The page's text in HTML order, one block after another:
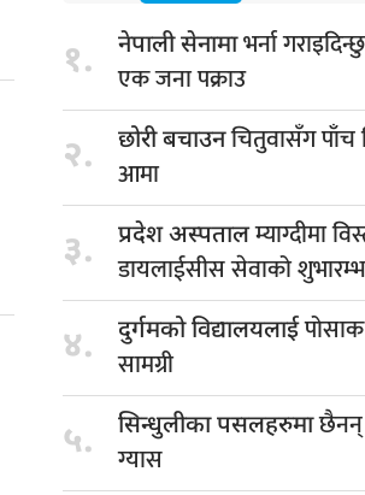
१. नेपाली सेनामाभर्ना
एक जना पक्राउ
२. छोरी बचाउनचितुवासँग पाँच
आमा
३. प्रदेश अस्पतालम्याग्दीमा
डायलाईसीस सेवाको शुभारम्भ
४. दुर्गमको विद्यालयलाई
सामग्री
५. सिन्धुलीका पसलहरुमाछैनन्
ग्यास